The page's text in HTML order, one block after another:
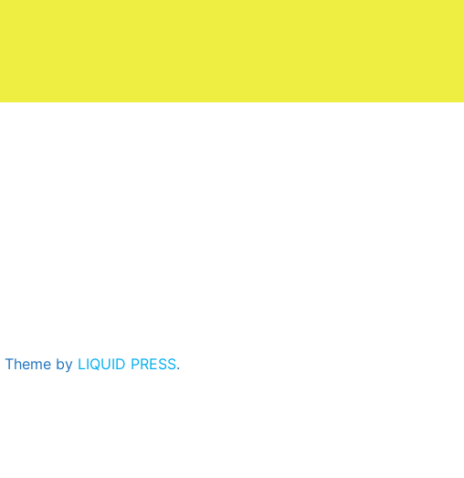
Theme by LIQUID PRESS.